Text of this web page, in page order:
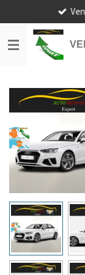
au
contenu
principal